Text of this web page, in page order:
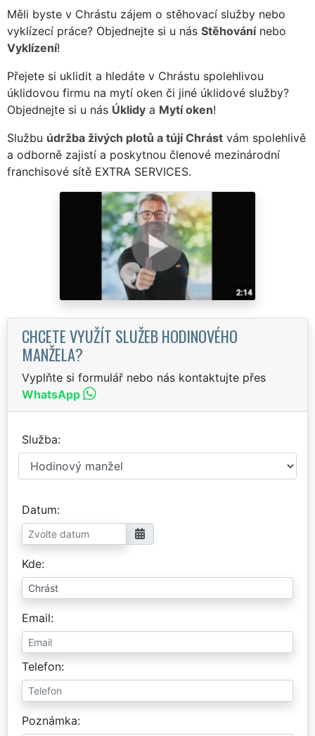
Měli byste v Chrástu zájem o stěhovací služby nebo
vyklízecí práce? Objednejte si u nás Stěhovánínebo
Vyklízení!
Přejete si uklidit a hledáte v Chrástu spolehlivou
úklidovou firmu na mytí oken či jiné úklidové služby?
Objednejte si u nás Úklidy a Mytí oken!
Službu údržba živých plotů a tújí Chrást vám spolehlivě
a odborně zajistí a poskytnou členové mezinárodní
franchisové sítě EXTRA SERVICES.
CHCETE VYUŽÍT SLUŽEB HODINOVÉHO
MANŽELA?
Vyplňte si formulář nebo nás kontaktujte přes
WhatsApp
Služba
Datum
Kde
Email
Telefon
Poznámka